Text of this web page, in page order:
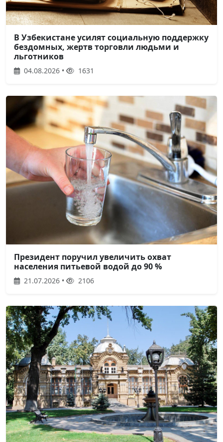
В Узбекистане усилят социальную поддержку
бездомных, жертв торговли людьми и
льготников
04.08.2026 • 1631
Президент поручил увеличить охват
населения питьевой водой до 90 %
21.07.2026 • 2106